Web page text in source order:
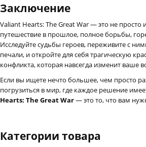
Заключение
Valiant Hearts: The Great War — это не просто
путешествие в прошлое, полное борьбы,
Исследуйте судьбы героев, переживите с
печали, и откройте для себя трагическую
конфликта, которая навсегда изменит ваше
Если вы ищете нечто большее, чем просто
погрузиться в мир, где каждое решение
Hearts: The Great War— это то, что вам
Категории товара